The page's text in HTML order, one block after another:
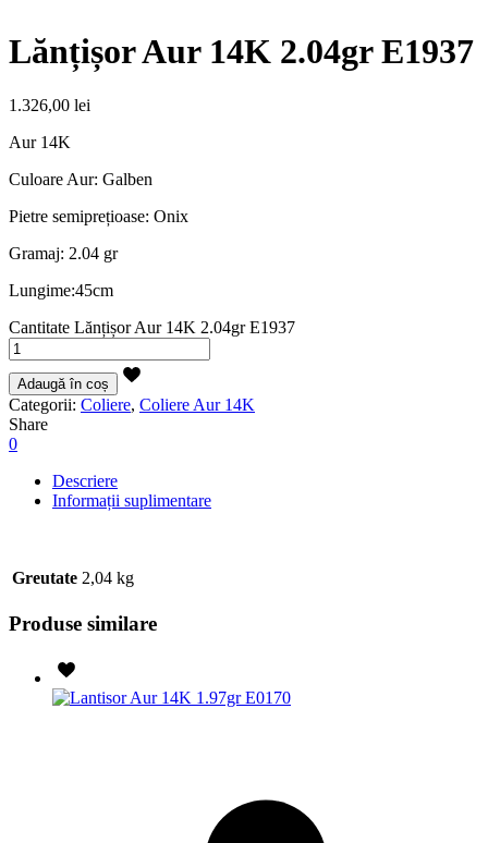
Lănțișor Aur 14K 2.04gr E1937
1.326,00 lei
Aur 14K
Culoare Aur: Galben
Pietre semiprețioase: Onix
Gramaj: 2.04 gr
Lungime:45cm
Cantitate Lănțișor Aur 14K 2.04gr E1937
Adaugă în coș
Categorii: Coliere, Coliere Aur 14K
Share
0
Descriere
Informații suplimentare
Greutate 2,04 kg
Produse similare